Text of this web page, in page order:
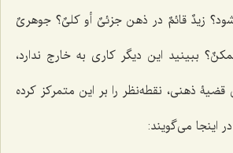
زیدٌ قائمٌ در ذهنجزئیٌ أو کلیٌ؟ جوهریٌ
ببینید این دیگر کاری به خارج ندارد،
ذهنی، نقطه‌نظر را بر این متمرکز کرده
اینجا می‌گویند: